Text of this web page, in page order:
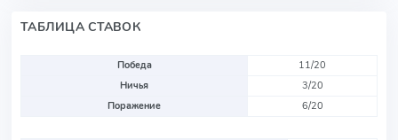
ТАБЛИЦА СТАВОК
Победа
11/20
Ничья
3/20
Поражение
6/20